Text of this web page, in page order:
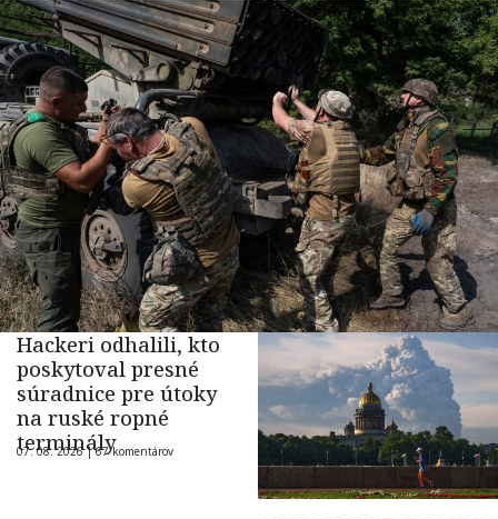
Hackeri odhalili, kto
poskytoval presné
súradnice pre útoky
na ruské ropné
terminály
07. 08. 2026 |67 komentárov